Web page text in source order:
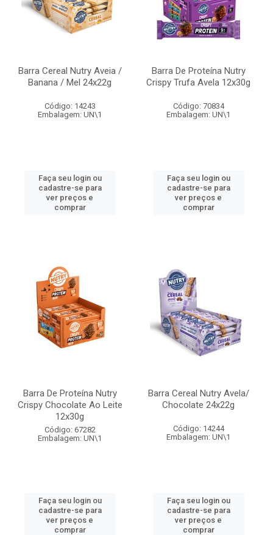
Barra Cereal Nutry Aveia /
Banana / Mel 24x22g
Código: 14243
Embalagem: UN\1
Faça seu login ou
cadastre-se para
ver preços e
comprar
Barra De Proteína Nutry
Crispy Trufa Avela 12x30g
Código: 70834
Embalagem: UN\1
Faça seu login ou
cadastre-se para
ver preços e
comprar
Barra De Proteína Nutry
Crispy Chocolate Ao Leite
12x30g
Código: 67282
Embalagem: UN\1
Faça seu login ou
cadastre-se para
ver preços e
comprar
Barra Cereal Nutry Avela/
Chocolate 24x22g
Código: 14244
Embalagem: UN\1
Faça seu login ou
cadastre-se para
ver preços e
comprar